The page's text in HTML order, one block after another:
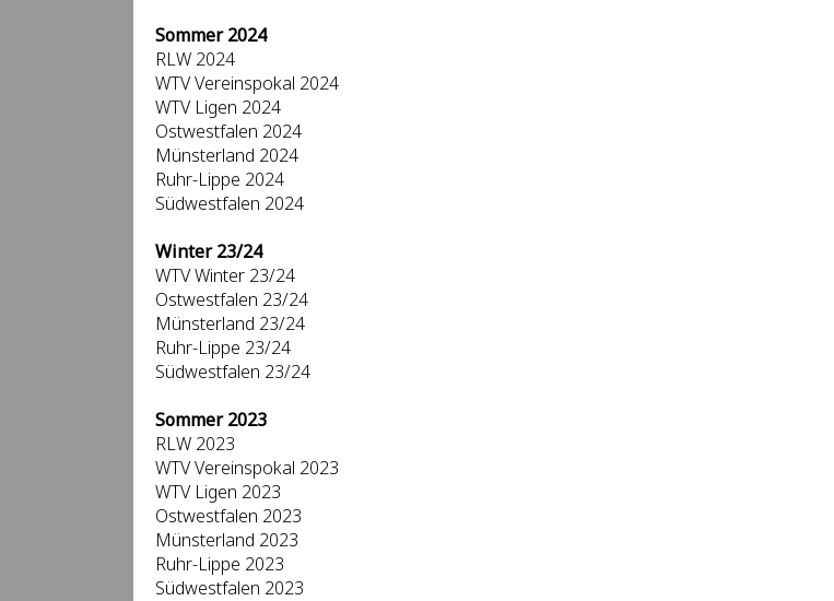
Sommer 2024
RLW 2024
WTV Vereinspokal 2024
WTV Ligen 2024
Ostwestfalen 2024
Münsterland 2024
Ruhr-Lippe 2024
Südwestfalen 2024
Winter 23/24
WTV Winter 23/24
Ostwestfalen 23/24
Münsterland 23/24
Ruhr-Lippe 23/24
Südwestfalen 23/24
Sommer 2023
RLW 2023
WTV Vereinspokal 2023
WTV Ligen 2023
Ostwestfalen 2023
Münsterland 2023
Ruhr-Lippe 2023
Südwestfalen 2023